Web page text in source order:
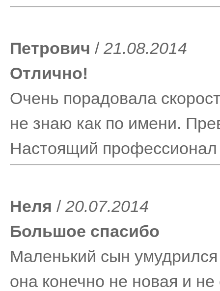
Петрович / 21.08.2014
Отлично!
Очень порадовала
не знаю как по имени.
Настоящий профессионал
Неля / 20.07.2014
Большое спасибо
Маленький сын
она конечно не новая и